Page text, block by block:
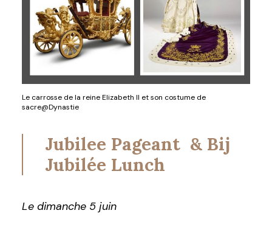
Le carrosse de la reine Elizabeth II et son costume de
sacre@Dynastie
Jubilee Pageant & Bij
Jubilée Lunch
Le dimanche 5 juin